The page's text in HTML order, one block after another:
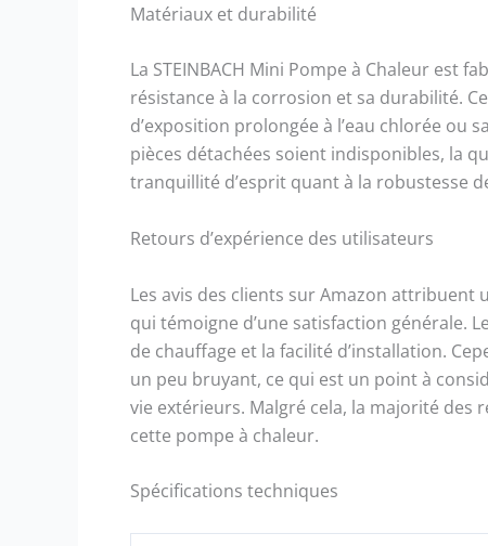
Matériaux et durabilité
La STEINBACH Mini Pompe à Chaleur est
résistance à la corrosion et sa durabilité.
d’exposition prolongée à l’eau chlorée ou
pièces détachées soient indisponibles, la
tranquillité d’esprit quant à la robustesse
Retours d’expérience des utilisateurs
Les avis des clients sur Amazon attribuent
qui témoigne d’une satisfaction générale.
de chauffage et la facilité d’installation.
un peu bruyant, ce qui est un point à
vie extérieurs. Malgré cela, la majorité
cette pompe à chaleur.
Spécifications techniques